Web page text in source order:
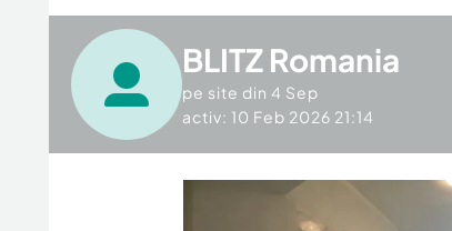
BLITZ Romania
pe site din 4 Sep
activ: 10 Feb 2026 21:14